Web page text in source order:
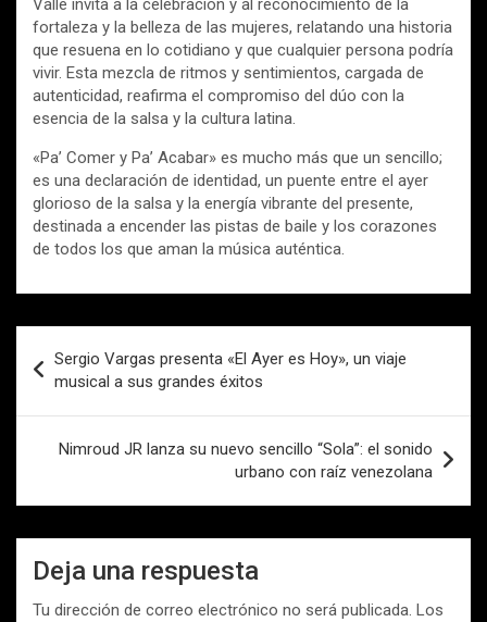
Valle invita a la celebración y al reconocimiento de la
fortaleza y la belleza de las mujeres, relatando una historia
que resuena en lo cotidiano y que cualquier persona podría
vivir. Esta mezcla de ritmos y sentimientos, cargada de
autenticidad, reafirma el compromiso del dúo con la
esencia de la salsa y la cultura latina.
«Pa’ Comer y Pa’ Acabar» es mucho más que un sencillo;
es una declaración de identidad, un puente entre el ayer
glorioso de la salsa y la energía vibrante del presente,
destinada a encender las pistas de baile y los corazones
de todos los que aman la música auténtica.
de
entradas
Sergio Vargas presenta «El Ayer es Hoy», un viaje
musical a sus grandes éxitos
Nimroud JR lanza su nuevo sencillo “Sola”: el sonido
urbano con raíz venezolana
Deja una respuesta
Tu dirección de correo electrónico no será publicada. Los